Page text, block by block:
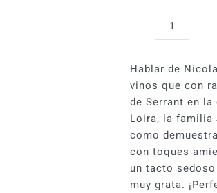
Clos
la
Bergerie
2021
cantidad
Hablar de
vinos que con
de Serrant en
Loira, la familia
como
con toques
un tacto
muy grata.